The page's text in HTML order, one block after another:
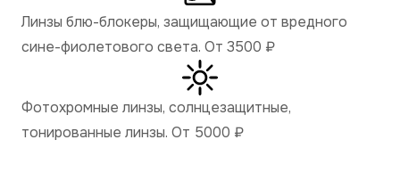
Линзы блю-блокеры, защищающие от вредного
сине-фиолетового света. От 3500 ₽
Фотохромные линзы, солнцезащитные,
тонированные линзы. От 5000 ₽